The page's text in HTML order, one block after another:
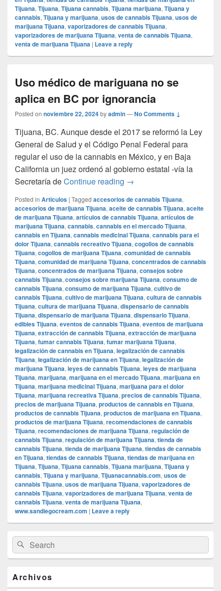
Tijuana, Tijuana, Tijuana cannabis, Tijuana marijuana, Tijuana y
cannabis, Tijuana y marijuana, usos de cannabis Tijuana, usos de
marijuana Tijuana, vaporizadores de cannabis Tijuana,
vaporizadores de marijuana Tijuana, venta de cannabis Tijuana,
venta de marijuana Tijuana | Leave a reply
Uso médico de mariguana no se
aplica en BC por ignorancia
Posted on noviembre 22, 2024byadmin—No Comments ↓
Tijuana, BC. Aunque desde el 2017 se reformó la Ley
General de Salud y el Código Penal Federal para
regular el uso de la cannabis en México, y en Baja
California un juez ordenó al gobierno estatal -vía la
Secretaría deContinue reading Uso médico de
→
Posted in Articulos | Tagged accesorios de cannabis Tijuana,
accesorios de marijuana Tijuana, aceite de cannabis Tijuana, aceite
de marijuana Tijuana, artículos de cannabis Tijuana, artículos de
marijuana Tijuana, cannabis, cannabis en el mercado Tijuana,
cannabis en Tijuana, cannabis medicinal Tijuana, cannabis para el
dolor Tijuana, cannabis recreativo Tijuana, cogollos de cannabis
Tijuana, cogollos de marijuana Tijuana, comunidad de cannabis
Tijuana, comunidad de marijuana Tijuana, concentrados de cannabis
Tijuana, concentrados de marijuana Tijuana, consejos sobre
cannabis Tijuana, consejos sobre marijuana Tijuana, consumo de
cannabis Tijuana, consumo de marijuana Tijuana, cultivo de
cannabis Tijuana, cultivo de marijuana Tijuana, cultura de cannabis
Tijuana, cultura de marijuana Tijuana, dispensario de cannabis
Tijuana, dispensario de marijuana Tijuana, dispensario Tijuana,
edibles Tijuana, eventos de cannabis Tijuana, eventos de marijuana
Tijuana, extracción de cannabis Tijuana, extracción de marijuana
Tijuana, fumar cannabis Tijuana, fumar marijuana Tijuana,
legalización de cannabis en Tijuana, legalización de cannabis
Tijuana, legalización de marijuana en Tijuana, legalización de
marijuana Tijuana, leyes de cannabis Tijuana, leyes de marijuana
Tijuana, marijuana, marijuana en el mercado Tijuana, marijuana en
Tijuana, marijuana medicinal Tijuana, marijuana para el dolor
Tijuana, marijuana recreativa Tijuana, precios de cannabis Tijuana,
precios de marijuana Tijuana, productos de cannabis en Tijuana,
productos de cannabis Tijuana, productos de marijuana en Tijuana,
productos de marijuana Tijuana, recomendaciones de cannabis
Tijuana, recomendaciones de marijuana Tijuana, regulación de
cannabis Tijuana, regulación de marijuana Tijuana, tienda de
cannabis Tijuana, tienda de marijuana Tijuana, tiendas de cannabis
en Tijuana, tiendas de cannabis Tijuana, tiendas de marijuana en
Tijuana, Tijuana, Tijuana cannabis, Tijuana marijuana, Tijuana y
cannabis, Tijuana y marijuana, Tijuanacannabis.com, usos de
cannabis Tijuana, usos de marijuana Tijuana, vaporizadores de
cannabis Tijuana, vaporizadores de marijuana Tijuana, venta de
cannabis Tijuana, venta de marijuana Tijuana,
www.sandiegocream.com | Leave a reply
Primary
Sidebar
Widget
Area
Search
for:
Search
Archivos